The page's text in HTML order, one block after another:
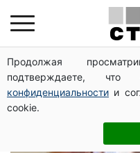
Продолжая
подтверждаете,
конфиденциальности и
cookie.